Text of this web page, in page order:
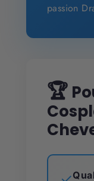
passion
🏆